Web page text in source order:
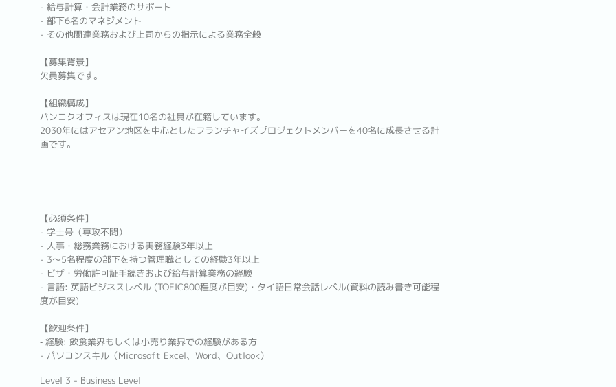
- 給与計算・会計業務のサポート
- 部下6名のマネジメント
- その他関連業務および上司からの指示による業務全般
【募集背景】
欠員募集です。
【組織構成】
バンコクオフィスは現在10名の社員が在籍しています。
2030年にはアセアン地区を中心としたフランチャイズプロジェクトメンバーを40名に成長させる計
画です。
【必須条件】
- 学士号（専攻不問）
- 人事・総務業務における実務経験3年以上
- 3〜5名程度の部下を持つ管理職としての経験3年以上
- ビザ・労働許可証手続きおよび給与計算業務の経験
- 言語: 英語ビジネスレベル (TOEIC800程度が目安)・タイ語日常会話レベル(資料の読み書き可能程
度が目安)
【歓迎条件】
‐ 経験: 飲食業界もしくは小売り業界での経験がある方
- パソコンスキル（Microsoft Excel、Word、Outlook）
Level 3 - Business Level